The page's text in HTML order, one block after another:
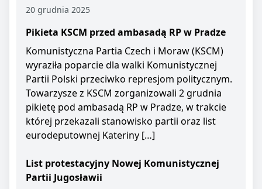
20 grudnia 2025
Pikieta KSCM przed ambasadą RP w Pradze
Komunistyczna Partia Czech i Moraw (KSCM)
wyraziła poparcie dla walki Komunistycznej
Partii Polski przeciwko represjom politycznym.
Towarzysze z KSCM zorganizowali 2 grudnia
pikietę pod ambasadą RP w Pradze, w trakcie
której przekazali stanowisko partii oraz list
eurodeputownej Kateriny […]
List protestacyjny Nowej Komunistycznej
Partii Jugosławii